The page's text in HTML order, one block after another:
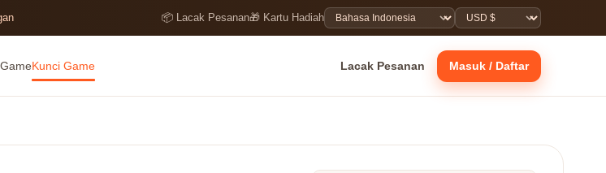
📦 Lacak Pesanan🎁 Kartu Hadiah
Kunci Game Lacak Pesanan Masuk / Daftar